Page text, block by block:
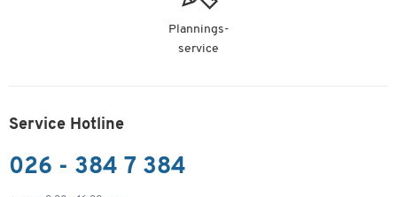
Plannings-
service
Service Hotline
026 - 384 7 384